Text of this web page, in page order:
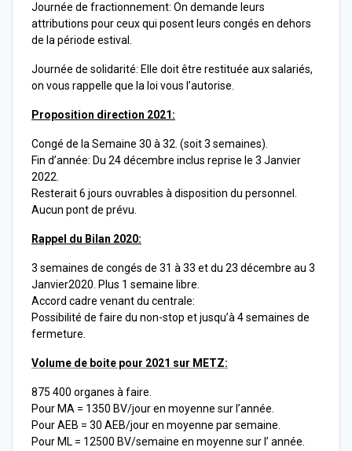
Journée de fractionnement: On demande leurs
attributions pour ceux qui posent leurs congés en dehors
de la période estival.
Journée de solidarité: Elle doit être restituée aux salariés,
on vous rappelle que la loi vous l’autorise.
Proposition direction 2021:
Congé de la Semaine 30 à 32. (soit 3 semaines).
Fin d’année: Du 24 décembre inclus reprise le 3 Janvier
2022.
Resterait 6 jours ouvrables à disposition du personnel.
Aucun pont de prévu.
Rappel du Bilan 2020:
3 semaines de congés de 31 à 33 et du 23 décembre au 3
Janvier2020. Plus 1 semaine libre.
Accord cadre venant du centrale:
Possibilité de faire du non-stop et jusqu’à 4 semaines de
fermeture.
Volume de boite pour 2021 sur METZ:
875 400 organes à faire.
Pour MA = 1350 BV/jour en moyenne sur l’année.
Pour AEB = 30 AEB/jour en moyenne par semaine.
Pour ML = 12500 BV/semaine en moyenne sur l’ année.